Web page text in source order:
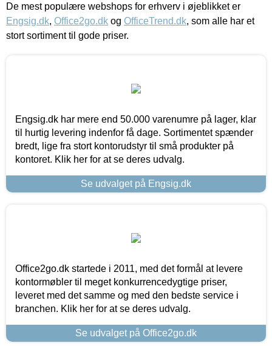
De mest populære webshops for erhverv i øjeblikket er
Engsig.dk, Office2go.dk og OfficeTrend.dk, som alle har et
stort sortiment til gode priser.
Engsig.dk har mere end 50.000 varenumre på lager, klar
til hurtig levering indenfor få dage. Sortimentet spænder
bredt, lige fra stort kontorudstyr til små produkter på
kontoret. Klik her for at se deres udvalg.
Se udvalget på Engsig.dk
Office2go.dk startede i 2011, med det formål at levere
kontormøbler til meget konkurrencedygtige priser,
leveret med det samme og med den bedste service i
branchen. Klik her for at se deres udvalg.
Se udvalget på Office2go.dk